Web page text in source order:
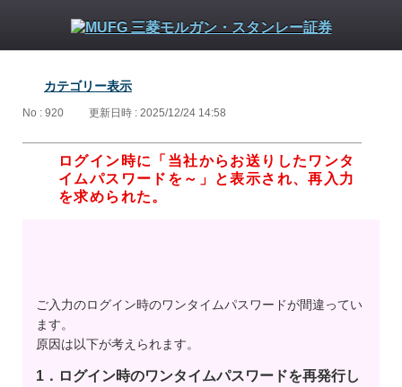
カテゴリー表示
No : 920 更新日時 : 2025/12/24 14:58
ログイン時に「当社からお送りしたワンタ
イムパスワードを～」と表示され、再入力
を求められた。
ご入力のログイン時のワンタイムパスワードが間違ってい
ます。
原因は以下が考えられます。
1．ログイン時のワンタイムパスワードを再発行し